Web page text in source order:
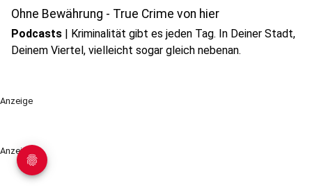
Ohne Bewährung - True Crime von hier
Podcasts | Kriminalität gibt es jeden Tag. In Deiner Stadt,
Deinem Viertel, vielleicht sogar gleich nebenan.
Anzeige
Anzeige